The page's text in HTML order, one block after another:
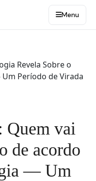
Menu
Quem vai
de acordo
— Um